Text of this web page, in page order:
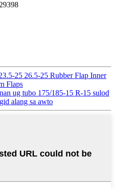
25 26.5-25 Rubber Flap Inner
Flaps
ug tubo 175/185-15 R-15 sulod
alang sa awto